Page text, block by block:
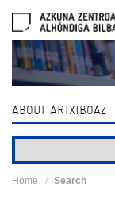
navigation
ABOUT ARTXIBOAZ
Home Search